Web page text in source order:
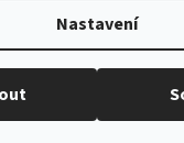
Nastavení
DOTTY DOGGIE
Vytvořil Shoptet